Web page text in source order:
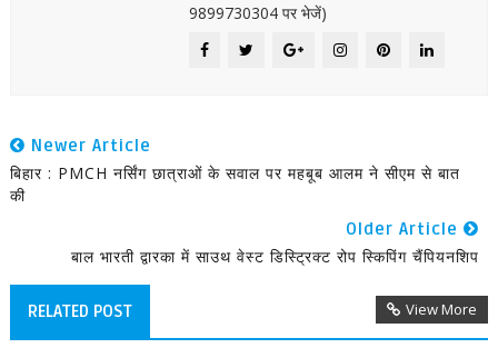
9899730304 पर भेजें)
Newer Article
बिहार : PMCH नर्सिंग छात्राओं के सवाल पर महबूब आलम ने सीएम से बात
की
Older Article
बाल भारती द्वारका में साउथ वेस्ट डिस्ट्रिक्ट रोप स्किपिंग चैंपियनशिप
RELATED POST View More